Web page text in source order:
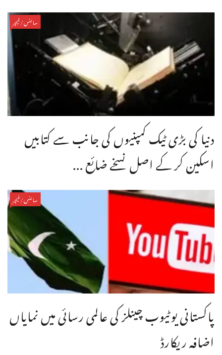
سائنس/فیچر
دنیا کی بڑی ٹیک کمپنیوں کی جانب سے کتابیں
اسکین کر کے اصل نسخے ضائع ...
سائنس/فیچر
پاکستانی یوٹیوب چینلز کی عالمی رسائی میں نمایاں
اضافہ ریکارڈ